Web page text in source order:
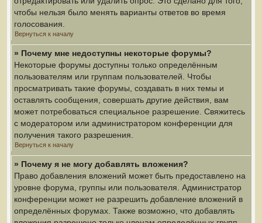
чтобы нельзя было менять варианты ответов во время
голосования.
Вернуться к началу
» Почему мне недоступны некоторые форумы?
Некоторые форумы доступны только определённым
пользователям или группам пользователей. Чтобы
просматривать такие форумы, создавать в них темы и
оставлять сообщения, совершать другие действия, вам
может потребоваться специальное разрешение. Свяжитесь
с модератором или администратором конференции для
получения такого разрешения.
Вернуться к началу
» Почему я не могу добавлять вложения?
Право добавления вложений может быть предоставлено на
уровне форума, группы или пользователя. Администратор
конференции может не разрешить добавление вложений в
определённых форумах. Также возможно, что добавлять